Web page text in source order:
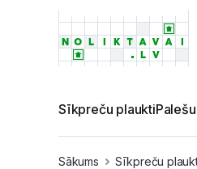
Sīkpreču plaukti
Sākums Sīkpreču